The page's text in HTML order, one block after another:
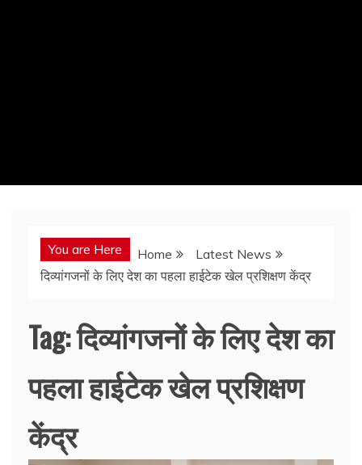
You are Here Home
Latest News
दिव्यांगजनों के लिए देश का पहला हाईटेक खेल प्रशिक्षण केंद्र
Tag:दिव्यांगजनों के लिए देश का
पहला हाईटेक खेल प्रशिक्षण
केंद्र